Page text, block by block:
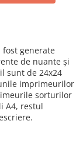
generate
de nuante și
sunt de 24x24
imprimeurilor
sorturilor
A4, restul